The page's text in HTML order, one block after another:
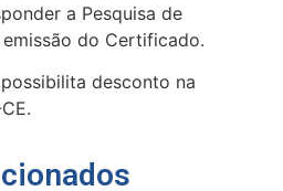
a Pesquisa de
do Certificado.
desconto na